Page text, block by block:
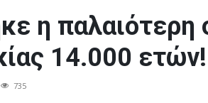
η παλαιότερη
14.000 ετών!
735